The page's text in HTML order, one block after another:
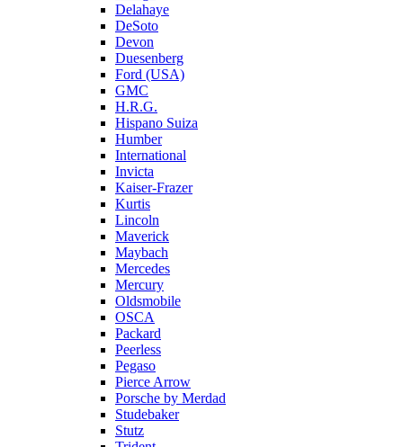
Delahaye
DeSoto
Devon
Duesenberg
Ford (USA)
GMC
H.R.G.
Hispano Suiza
Humber
International
Invicta
Kaiser-Frazer
Kurtis
Lincoln
Maverick
Maybach
Mercedes
Mercury
Oldsmobile
OSCA
Packard
Peerless
Pegaso
Pierce Arrow
Porsche by Merdad
Studebaker
Stutz